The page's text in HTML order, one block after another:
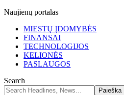
Naujienų portalas
MIESTŲ ĮDOMYBĖS
FINANSAI
TECHNOLOGIJOS
KELIONĖS
PASLAUGOS
Search